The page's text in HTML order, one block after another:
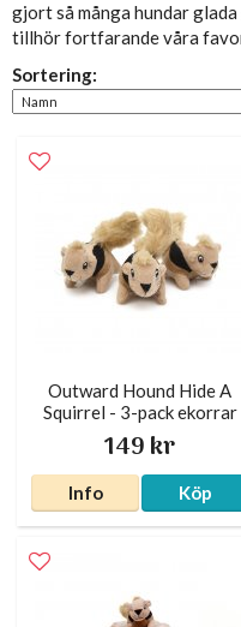
gjort så många hundar
tillhör fortfarande våra
Sortering:
Outward Hound Hide A
Squirrel - 3-pack ekorrar
149 kr
Info Köp